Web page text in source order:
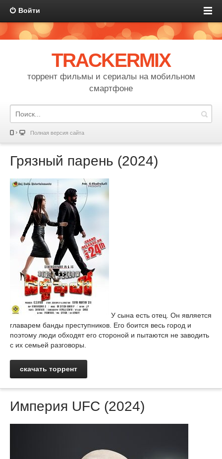
Войти
TRACKERMIX
торрент фильмы и сериалы на мобильном
смартфоне
Полная версия сайта
Грязный парень (2024)
У сына есть отец. Он является
главарем банды преступников. Его боится весь город и
поэтому люди обходят его стороной и пытаются не заводить
с их семьей разговоры.
скачать торрент
Империя UFC (2024)